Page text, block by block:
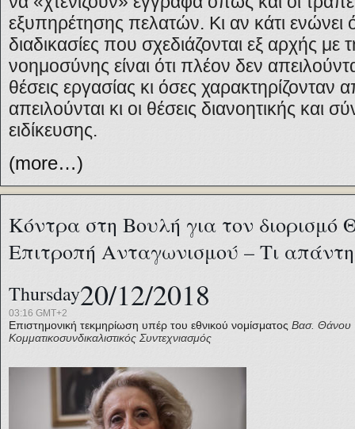
εξυπηρέτησης πελατών. Κι αν κάτι ενώνει
διαδικασίες που σχεδιάζονται εξ αρχής με
νοημοσύνης είναι ότι πλέον δεν
θέσεις εργασίας κι όσες
απειλούνται κι οι θέσεις διανοητικής και
ειδίκευσης.
(more…)
Κόντρα στη Βουλή για τον διορισμό
Επιτροπή Ανταγωνισμού – Τι
Thursday20/12/2018
03:16 GMT+2
Επιστημονική τεκμηρίωση υπέρ του εθνικού νομίσματος Βασ. Θάνου
Κομματικοσυνδικαλιστικός Συντεχνιασμός